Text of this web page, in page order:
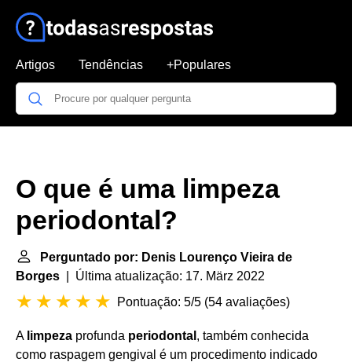
Artigos Tendências +Populares
O que é uma limpeza
periodontal?
Perguntado por: Denis Lourenço Vieira de
Borges | Última atualização: 17. März 2022
Pontuação: 5/5 (54 avaliações)
A limpeza profunda periodontal , também conhecida
como raspagem gengival é um procedimento indicado